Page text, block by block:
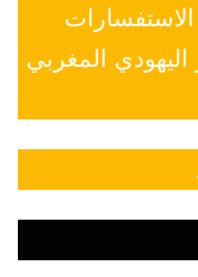
المغربي